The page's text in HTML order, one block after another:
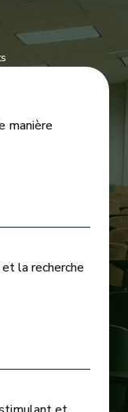
manière
la recherche